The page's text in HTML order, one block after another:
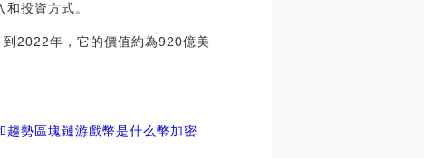
投資方式。
2022年，它的價值約為920億美
趨勢區塊鏈游戲幣是什么幣加密